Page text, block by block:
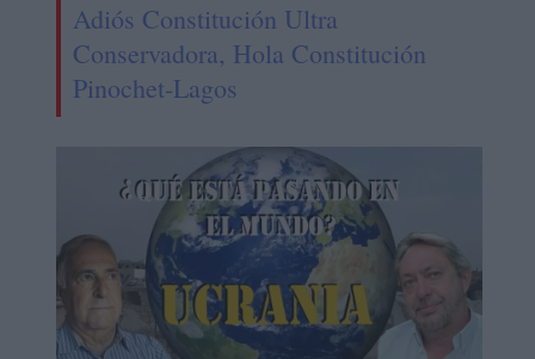
Adiós Constitución Ultra
Conservadora, Hola Constitución
Pinochet-Lagos